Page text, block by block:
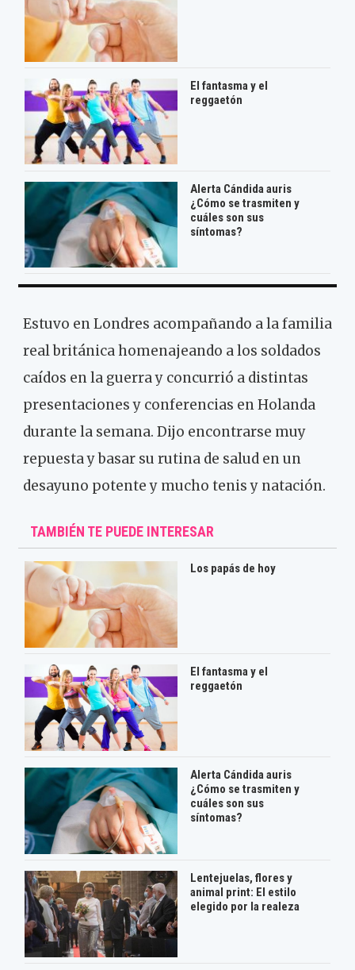
El fantasma y el
reggaetón
Alerta Cándida auris
¿Cómo se trasmiten y
cuáles son sus
síntomas?
Estuvo en Londres acompañando a la familia
real británica homenajeando a los soldados
caídos en la guerra y concurrió a distintas
presentaciones y conferencias en Holanda
durante la semana. Dijo encontrarse muy
repuesta y basar su rutina de salud en un
desayuno potente y mucho tenis y natación.
TAMBIÉN TE PUEDE INTERESAR
Los papás de hoy
El fantasma y el
reggaetón
Alerta Cándida auris
¿Cómo se trasmiten y
cuáles son sus
síntomas?
Lentejuelas, flores y
animal print: El estilo
elegido por la realeza